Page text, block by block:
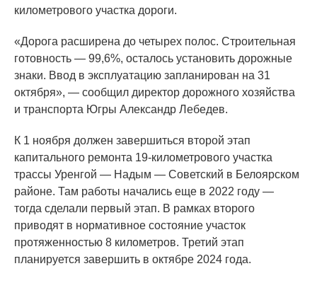
километрового участка дороги.
«Дорога расширена до четырех полос. Строительная
готовность — 99,6%, осталось установить дорожные
знаки. Ввод в эксплуатацию запланирован на 31
октября», — сообщил директор дорожного хозяйства
и транспорта Югры Александр Лебедев.
К 1 ноября должен завершиться второй этап
капитального ремонта 19-километрового участка
трассы Уренгой — Надым — Советский в Белоярском
районе. Там работы начались еще в 2022 году —
тогда сделали первый этап. В рамках второго
приводят в нормативное состояние участок
протяженностью 8 километров. Третий этап
планируется завершить в октябре 2024 года.